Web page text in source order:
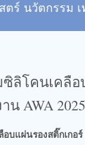
ตร์ นวัตกรรม
ลิโคนเคลือ
AWA
บแผ่นรองสติ๊กเกอ